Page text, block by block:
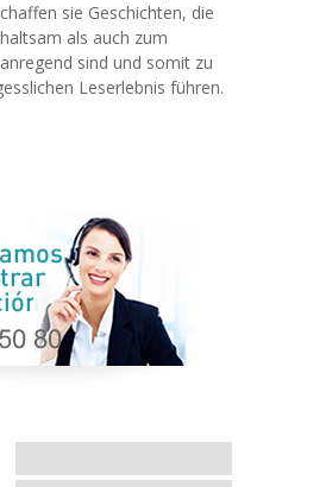
sie Geschichten, die
als auch zum
sind und somit zu
Leserlebnis führen.